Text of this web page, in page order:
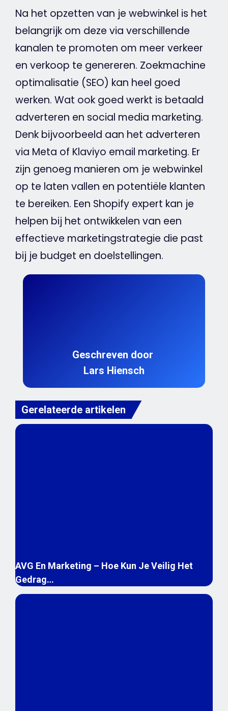
Na het opzetten van je webwinkel is het
belangrijk om deze via verschillende
kanalen te promoten om meer verkeer
en verkoop te genereren. Zoekmachine
optimalisatie (SEO) kan heel goed
werken. Wat ook goed werkt is betaald
adverteren en social media marketing.
Denk bijvoorbeeld aan het adverteren
via Meta of Klaviyo email marketing. Er
zijn genoeg manieren om je webwinkel
op te laten vallen en potentiële klanten
te bereiken. Een Shopify expert kan je
helpen bij het ontwikkelen van een
effectieve marketingstrategie die past
bij je budget en doelstellingen.
Geschreven door
Lars Hiensch
Gerelateerde artikelen
AVG En Marketing – Hoe Kun Je Veilig Het
Gedrag…